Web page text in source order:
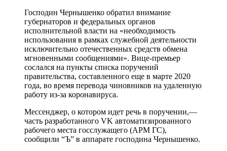
Господин Чернышенко обратил внимание
губернаторов и федеральных органов
исполнительной власти на «необходимость
использования в рамках служебной деятельности
исключительно отечественных средств обмена
мгновенными сообщениями». Вице-премьер
сослался на пункты списка поручений
правительства, составленного еще в марте 2020
года, во время перевода чиновников на удаленную
работу из-за коронавируса.
Мессенджер, о котором идет речь в поручении,—
часть разработанного VK автоматизированного
рабочего места госслужащего (АРМ ГС),
сообщили “Ъ” в аппарате господина Чернышенко.